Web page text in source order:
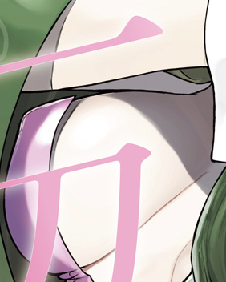
イトは
を取得したサービスです。